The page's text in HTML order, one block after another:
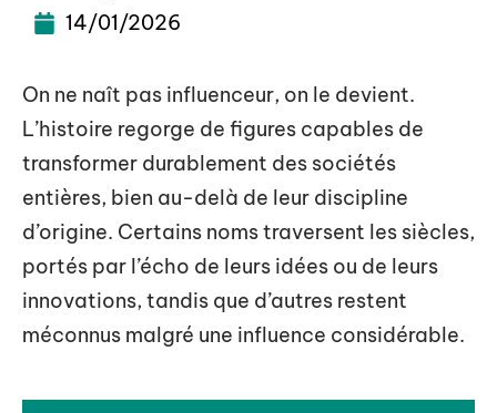
14/01/2026
On ne naît pas influenceur, on le devient.
L’histoire regorge de figures capables de
transformer durablement des sociétés
entières, bien au-delà de leur discipline
d’origine. Certains noms traversent les siècles,
portés par l’écho de leurs idées ou de leurs
innovations, tandis que d’autres restent
méconnus malgré une influence considérable.